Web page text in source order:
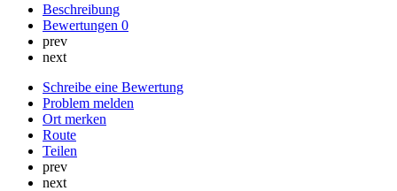
Beschreibung
Bewertungen 0
prev
next
Schreibe eine Bewertung
Problem melden
Ort merken
Route
Teilen
prev
next